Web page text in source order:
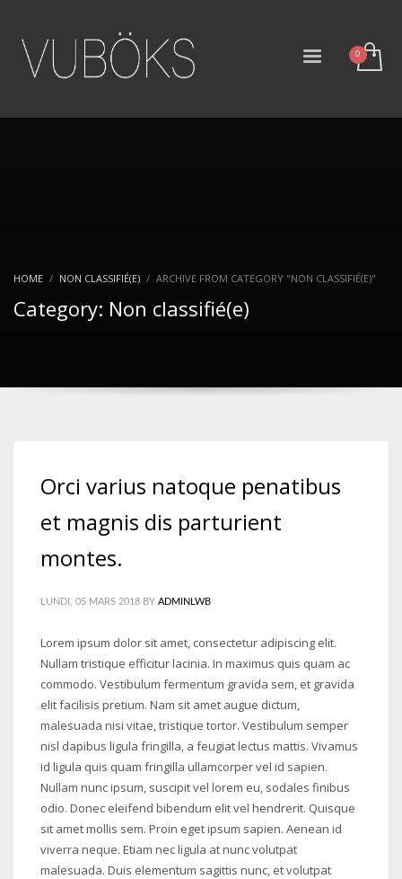
HOME NON CLASSIFIÉ(E) ARCHIVE FROM CATEGORY "NON CLASSIFIÉ(E)"
Category: Non classifié(e)
Orci varius natoque penatibus
et magnis dis parturient
montes.
LUNDI, 05 MARS 2018 BY ADMINLWB
Lorem ipsum dolor sit amet, consectetur adipiscing elit.
Nullam tristique efficitur lacinia. In maximus quis quam ac
commodo. Vestibulum fermentum gravida sem, et gravida
elit facilisis pretium. Nam sit amet augue dictum,
malesuada nisi vitae, tristique tortor. Vestibulum semper
nisl dapibus ligula fringilla, a feugiat lectus mattis. Vivamus
id ligula quis quam fringilla ullamcorper vel id sapien.
Nullam nunc ipsum, suscipit vel lorem eu, sodales finibus
odio. Donec eleifend bibendum elit vel hendrerit. Quisque
sit amet mollis sem. Proin eget ipsum sapien. Aenean id
viverra neque. Etiam nec ligula at nunc volutpat
malesuada. Duis elementum sagittis nunc, et volutpat